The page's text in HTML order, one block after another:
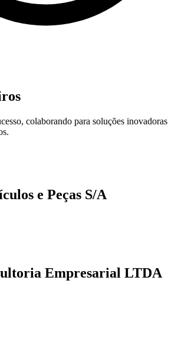
colaborando para soluções inovadoras
e Peças S/A
Empresarial LTDA